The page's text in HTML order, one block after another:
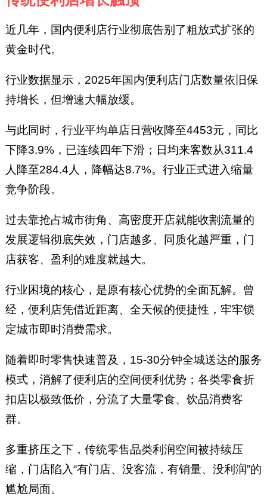
近几年，国内便利店行业彻底告别了粗放式扩张的
黄金时代。
行业数据显示，2025年国内便利店门店数量依旧保
持增长，但增速大幅放缓。
与此同时，行业平均单店日营收降至4453元，同比
下降3.9%，已连续四年下滑；日均来客数从311.4
人降至284.4人，降幅达8.7%。行业正式进入缩量
竞争阶段。
过去靠抢占城市街角、高密度开店就能收割流量的
发展逻辑彻底失效，门店越多、同质化越严重，门
店获客、盈利的难度就越大。
行业困境的核心，是原有核心优势的全面瓦解。曾
经，便利店凭借近距离、全天候的便捷性，牢牢锁
定城市即时消费需求。
随着即时零售快速普及，15-30分钟全城送达的服务
模式，消解了便利店的空间便利优势；各类零食折
扣店以极致低价，分流了大量零食、饮品消费客
群。
多重挤压之下，传统零售品类利润空间被持续压
缩，门店陷入“有门店、没客流，有销量、没利润”的
尴尬局面。